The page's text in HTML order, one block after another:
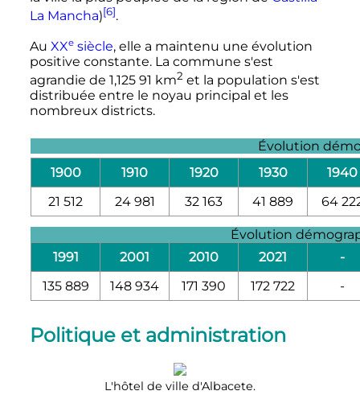
La Mancha)[6].
Au XXesiècle, elle a maintenu une évolution
positive constante. La commune s'est
agrandie de 1,125 91 km2 et la population s'est
distribuée entre le noyau principal et les
nombreux districts.
Évolution
1900
1910 1920 1930
1940
21 512
24 981 32 163 41 889 64
Évolution
1991
2001 2010 2021
-
135 889
148 934 171 390 172 722 -
Politique et administration
L'hôtel de ville d'Albacete.